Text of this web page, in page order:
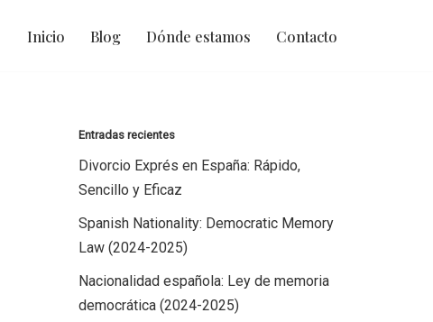
Inicio Blog Dónde estamos Contacto
Entradas recientes
Divorcio Exprés en España: Rápido,
Sencillo y Eficaz
Spanish Nationality: Democratic Memory
Law (2024-2025)
Nacionalidad española: Ley de memoria
democrática (2024-2025)